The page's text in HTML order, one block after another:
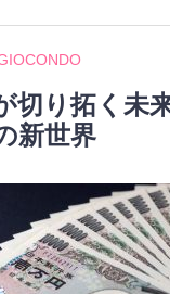
切り拓く未
新世界